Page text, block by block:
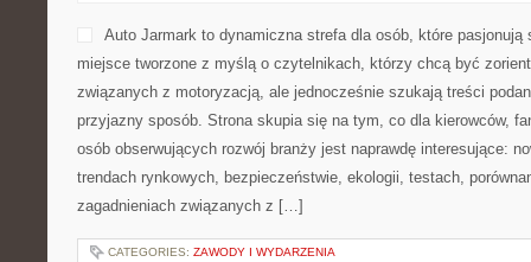
Auto Jarmark to dynamiczna strefa dla osób, które pasjonują
miejsce tworzone z myślą o czytelnikach, którzy chcą być
związanych z motoryzacją, ale jednocześnie szukają treści
przyjazny sposób. Strona skupia się na tym, co dla kierowców,
osób obserwujących rozwój branży jest naprawdę interesujące:
trendach rynkowych, bezpieczeństwie, ekologii, testach,
zagadnieniach związanych z […]
CATEGORIES: ZAWODY I WYDARZENIA